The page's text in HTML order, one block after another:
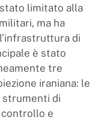
limitato alla
ma ha
di
è stato
tre
iraniana: le
strumenti di
controllo e